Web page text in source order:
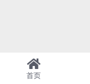
首页